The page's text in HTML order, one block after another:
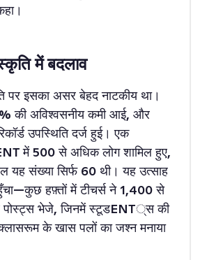
में बदलाव
इसका असर बेहद नाटकीय था।
की अविश्वसनीय कमी आई, और
उपस्थिति दर्ज हुई। एक
में 500 से अधिक लोग शामिल हुए,
यह संख्या सिर्फ 60 थी। यह उत्साह
हफ़्तों में टीचर्स ने 1,400 से
पोस्ट्स भेजे, जिनमें स्टूडENT्स की
के खास पलों का जश्न मनाया